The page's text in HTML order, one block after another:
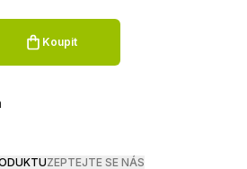
Koupit
ZEPTEJTE SE NÁS